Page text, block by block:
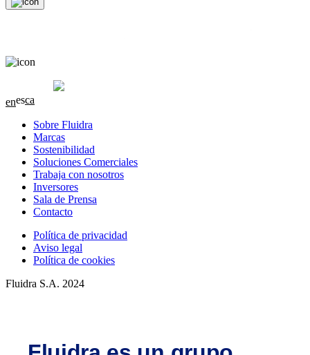
0.41 (+2.07%)
enesca
Sobre Fluidra
Marcas
Sostenibilidad
Soluciones Comerciales
Trabaja con nosotros
Inversores
Sala de Prensa
Contacto
Política de privacidad
Aviso legal
Política de cookies
Fluidra S.A. 2024